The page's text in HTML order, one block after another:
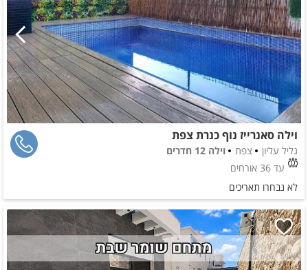
וילה סאנרייז נוף כנרת צפת
גליל עליון צפת
וילה 12 חדרים
עד 36 אורחים
לא נבחרו תאריכים